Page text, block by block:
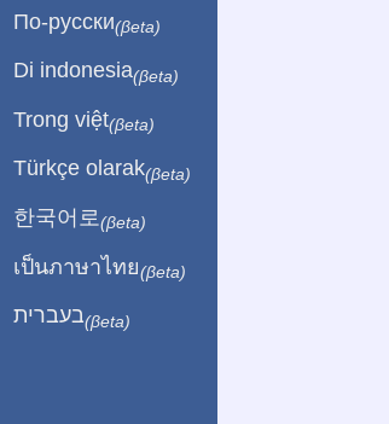
По-русски(βeta)
Di indonesia(βeta)
Trong việt(βeta)
Türkçe olarak(βeta)
한국어로 (βeta)
เป็นภาษาไทย(βeta)
בעברית(βeta)